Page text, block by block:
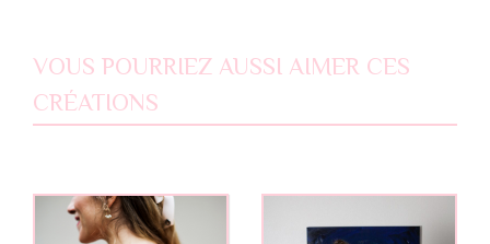
VOUS POURRIEZ AUSSI AIMER CES
CRÉATIONS